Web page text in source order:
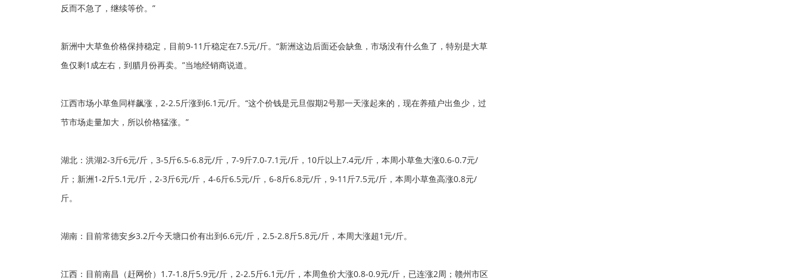
反而不急了，继续等价。”
新洲中大草鱼价格保持稳定，目前9-11斤稳定在7.5元/斤。“新洲这边后面还会缺鱼，市场没有什么鱼了，特别是大草
鱼仅剩1成左右，到腊月份再卖。”当地经销商说道。
江西市场小草鱼同样飙涨，2-2.5斤涨到6.1元/斤。“这个价钱是元旦假期2号那一天涨起来的，现在养殖户出鱼少，过
节市场走量加大，所以价格猛涨。”
湖北：洪湖2-3斤6元/斤，3-5斤6.5-6.8元/斤，7-9斤7.0-7.1元/斤，10斤以上7.4元/斤，本周小草鱼大涨0.6-0.7元/
斤；新洲1-2斤5.1元/斤，2-3斤6元/斤，4-6斤6.5元/斤，6-8斤6.8元/斤，9-11斤7.5元/斤，本周小草鱼高涨0.8元/
斤。
湖南：目前常德安乡3.2斤今天塘口价有出到6.6元/斤，2.5-2.8斤5.8元/斤，本周大涨超1元/斤。
江西：目前南昌（赶网价）1.7-1.8斤5.9元/斤，2-2.5斤6.1元/斤，本周鱼价大涨0.8-0.9元/斤，已连涨2周；赣州市区